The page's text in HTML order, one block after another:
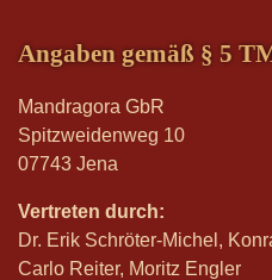
Angaben gemäß § 5
Mandragora GbR
Spitzweidenweg 10
07743 Jena
Vertreten durch:
Dr. Erik Schröter-Michel,
Carlo Reiter, Moritz Engler